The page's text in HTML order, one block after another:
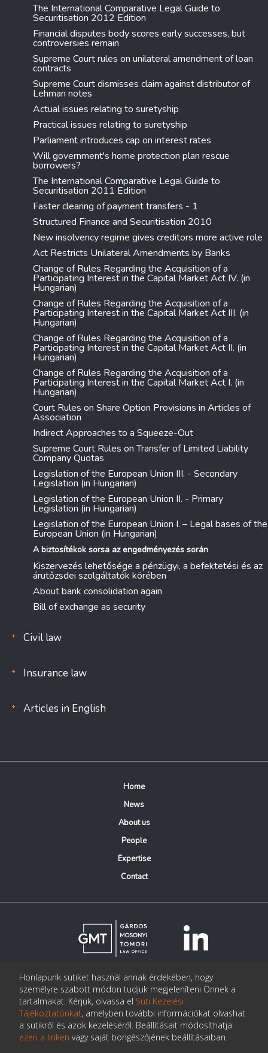
The International Comparative Legal Guide to
Securitisation 2012 Edition
Financial disputes body scores early successes, but
controversies remain
Supreme Court rules on unilateral amendment of loan
contracts
Supreme Court dismisses claim against distributor of
Lehman notes
Actual issues relating to suretyship
Practical issues relating to suretyship
Parliament introduces cap on interest rates
Will government's home protection plan rescue
borrowers?
The International Comparative Legal Guide to
Securitisation 2011 Edition
Faster clearing of payment transfers - 1
Structured Finance and Securitisation 2010
New insolvency regime gives creditors more active role
Act Restricts Unilateral Amendments by Banks
Change of Rules Regarding the Acquisition of a
Participating Interest in the Capital Market Act IV. (in
Hungarian)
Change of Rules Regarding the Acquisition of a
Participating Interest in the Capital Market Act III. (in
Hungarian)
Change of Rules Regarding the Acquisition of a
Participating Interest in the Capital Market Act II. (in
Hungarian)
Change of Rules Regarding the Acquisition of a
Participating Interest in the Capital Market Act I. (in
Hungarian)
Court Rules on Share Option Provisions in Articles of
Association
Indirect Approaches to a Squeeze-Out
Supreme Court Rules on Transfer of Limited Liability
Company Quotas
Legislation of the European Union III. - Secondary
Legislation (in Hungarian)
Legislation of the European Union II. - Primary
Legislation (in Hungarian)
Legislation of the European Union I. – Legal bases of the
European Union (in Hungarian)
A biztosítékok sorsa az engedményezés során
Kiszervezés lehetősége a pénzügyi, a befektetési és az
árutőzsdei szolgáltatók körében
About bank consolidation again
Bill of exchange as security
Civil law
Insurance law
Articles in English
Home
News
About us
People
Expertise
Contact
© Copyright Gárdos Mosonyi Tomori Ügyvédi Iroda
postmaster@gmtlegal.hu
Data privacy notice
Honlapunk sütiket használ annak érdekében, hogy
személyre szabott módon tudjuk megjeleníteni Önnek a
tartalmakat. Kérjük, olvassa el Süti Kezelési
Tájékoztatónkat, amelyben további információkat olvashat
a sütikről és azok kezeléséről. Beállításait módosíthatja
ezen a linken vagy saját böngészőjének beállításaiban.